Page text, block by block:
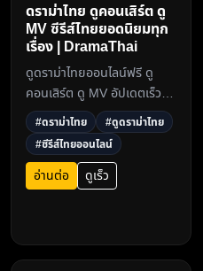
ดราม่าไทย ดูคอนเสิร์ต ดู
MV ซีรีส์ไทยยอดนิยมทุก
เรื่อง | DramaThai
ดูดราม่าไทยออนไลน์ฟรี ดู
คอนเสิร์ต ดู MV อัปเดตเร็ว
ครบทุกตอน ภาพคมชัดระดับ
HD ไม่สะดุด ที่
dramathai.com ศูนย์รวม
ละครและซีรีส์ไทยยอดนิยมในปี
20253
#ดราม่าไทย
#ดูดราม่าไทย
#ซีรีส์ไทยออนไลน์
อ่านต่อ ดูเร็ว